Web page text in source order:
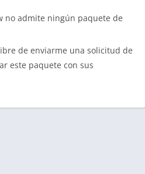
no admite ningún paquete de
de enviarme una solicitud de
este paquete con sus